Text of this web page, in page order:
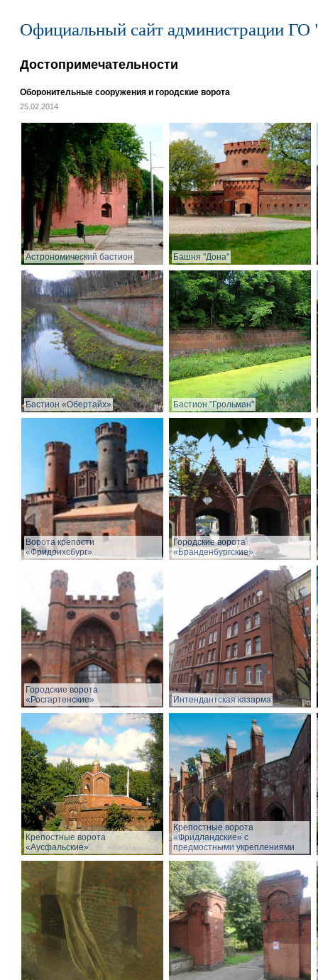
Официальный сайт администрации ГО
Достопримечательности
Оборонительные сооружения и городские ворота
25.02.2014
Астрономический бастион Башня "Дона"
Бастион «Обертайх» Бастион "Грольман"
Ворота крепости
«Фридрихсбург»
Городские ворота
«Бранденбургские»
Городские ворота
«Росгартенские»
Интендантская казарма
Крепостные ворота
«Аусфальские»
Крепостные ворота
«Фридландские» с
предмостными укреплениями